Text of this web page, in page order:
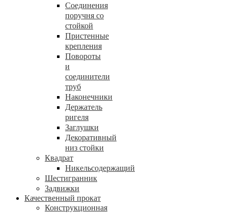
Соединения
поручня со
стойкой
Пристенные
крепления
Повороты
и
соединители
труб
Наконечники
Держатель
ригеля
Заглушки
Декоративный
низ стойки
Квадрат
Никельсодержащий
Шестигранник
Задвижки
Качественный прокат
Конструкционная